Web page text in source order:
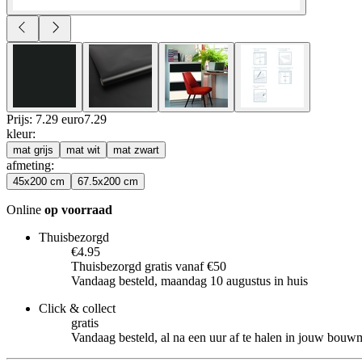
Prijs: 7.29 euro7.29
kleur:
mat grijs mat wit mat zwart
afmeting:
45x200 cm 67.5x200 cm
Online op voorraad
Thuisbezorgd
€4.95
Thuisbezorgd gratis vanaf €50
Vandaag besteld, maandag 10 augustus in huis
Click & collect
gratis
Vandaag besteld, al na een uur af te halen in jouw